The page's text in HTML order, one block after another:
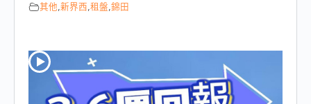
其他 新界西 租盤 錦田